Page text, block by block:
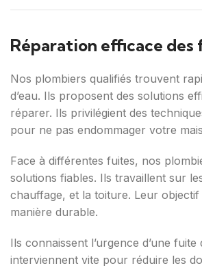
Réparation efficace des
Nos plombiers qualifiés trouvent
d’eau. Ils proposent des solutions
réparer. Ils privilégient des
pour ne pas endommager votre
Face à différentes fuites, nos
solutions fiables. Ils travaillent sur
chauffage, et la toiture. Leur
manière durable.
Ils connaissent l’urgence d’une fuite
interviennent vite pour réduire les